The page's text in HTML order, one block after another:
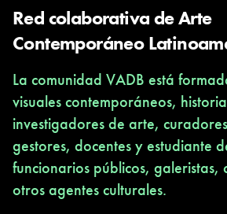
González Portales, Felipe Lavín,
Enrique Pezo Gomez y el Colective ZOOA
diversidad de culturas e identidades
nuestro tiempo —especialmente en
Latinoamérica e Iberoamérica, donde la
sido históricamente disputada,
elaboran desde ahí sus propios patrones
singularidades representacionales,
habitamos.
Red colaborativa de Arte
Contemporáneo
La comunidad VADB está
visuales contemporáneos,
investigadores de arte,
gestores, docentes y estudiante
funcionarios públicos, galeristas,
otros agentes culturales.